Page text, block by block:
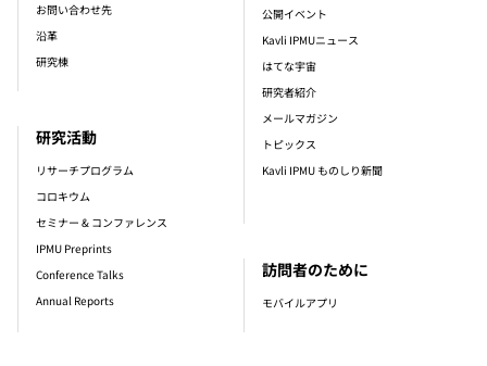
お問い合わせ先
沿革
研究棟
研究活動
リサーチプログラム
コロキウム
セミナー & コンファレンス
IPMU Preprints
Conference Talks
Annual Reports
公開イベント
Kavli IPMUニュース
はてな宇宙
研究者紹介
メールマガジン
トピックス
Kavli IPMU ものしり新聞
訪問者のために
モバイルアプリ